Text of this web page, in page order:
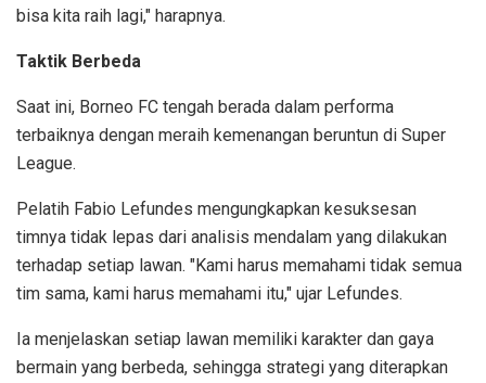
bisa kita raih lagi," harapnya.
Taktik Berbeda
Saat ini, Borneo FC tengah berada dalam performa
terbaiknya dengan meraih kemenangan beruntun di Super
League.
Pelatih Fabio Lefundes mengungkapkan kesuksesan
timnya tidak lepas dari analisis mendalam yang dilakukan
terhadap setiap lawan. "Kami harus memahami tidak semua
tim sama, kami harus memahami itu," ujar Lefundes.
Ia menjelaskan setiap lawan memiliki karakter dan gaya
bermain yang berbeda, sehingga strategi yang diterapkan